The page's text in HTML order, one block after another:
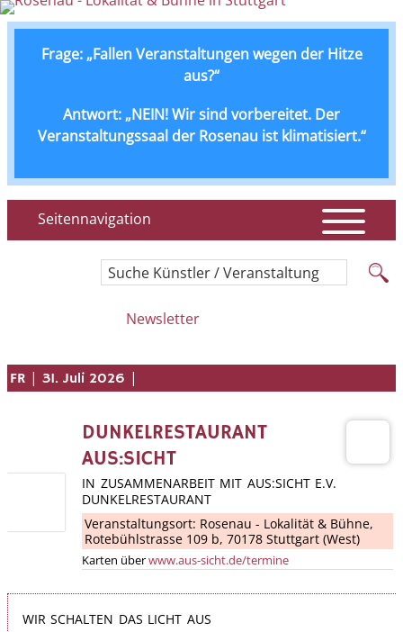
Frage: „Fallen Veranstaltungen wegen der Hitze
aus?“
Antwort: „NEIN! Wir sind vorbereitet. Der
Veranstaltungssaal der Rosenau ist klimatisiert.“
Seitennavigation
Suche Künstler / Veranstaltung
Newsletter
FR | 31. Juli 2026 |
DUNKELRESTAURANT
AUS:SICHT
IN ZUSAMMENARBEIT MIT AUS:SICHT E.V.
DUNKELRESTAURANT
Veranstaltungsort: Rosenau - Lokalität & Bühne,
Rotebühlstrasse 109 b, 70178 Stuttgart (West)
Karten überwww.aus-sicht.de/termine
WIR SCHALTEN DAS LICHT AUS